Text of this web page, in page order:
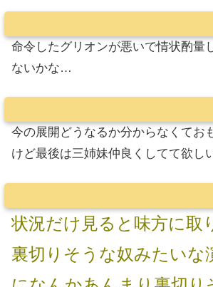
命令したグリオンが悪いで情状酌量
ないかな…
今の展開どうなるか分からなくてお
けど最後は三姉妹仲良くしてて欲し
状況だけ見ると味方に取
裏切りそうな奴みたいな